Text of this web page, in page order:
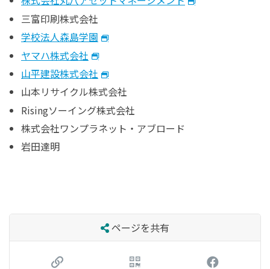
三富印刷株式会社
学校法人森島学園
ヤマハ株式会社
山平建設株式会社
山本リサイクル株式会社
Risingソーイング株式会社
株式会社ワンプラネット・アブロード
岩田達明
ページを共有